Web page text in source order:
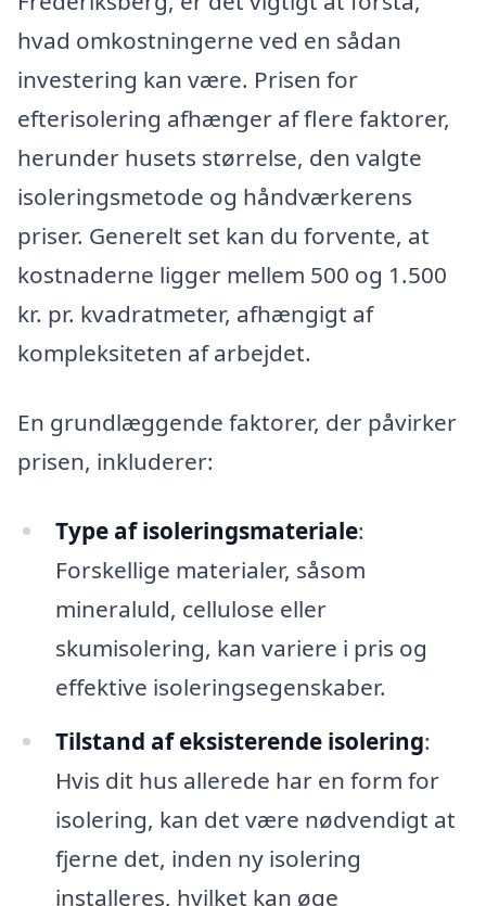
hvad omkostningerne ved en sådan
investering kan være. Prisen for
efterisolering afhænger af flere faktorer,
herunder husets størrelse, den valgte
isoleringsmetode og håndværkerens
priser. Generelt set kan du forvente, at
kostnaderne ligger mellem 500 og 1.500
kr. pr. kvadratmeter, afhængigt af
kompleksiteten af arbejdet.
En grundlæggende faktorer, der påvirker
prisen, inkluderer:
Type af isoleringsmateriale:
Forskellige materialer, såsom
mineraluld, cellulose eller
skumisolering, kan variere i pris og
effektive isoleringsegenskaber.
Tilstand af eksisterende isolering:
Hvis dit hus allerede har en form for
isolering, kan det være nødvendigt at
fjerne det, inden ny isolering
installeres, hvilket kan øge